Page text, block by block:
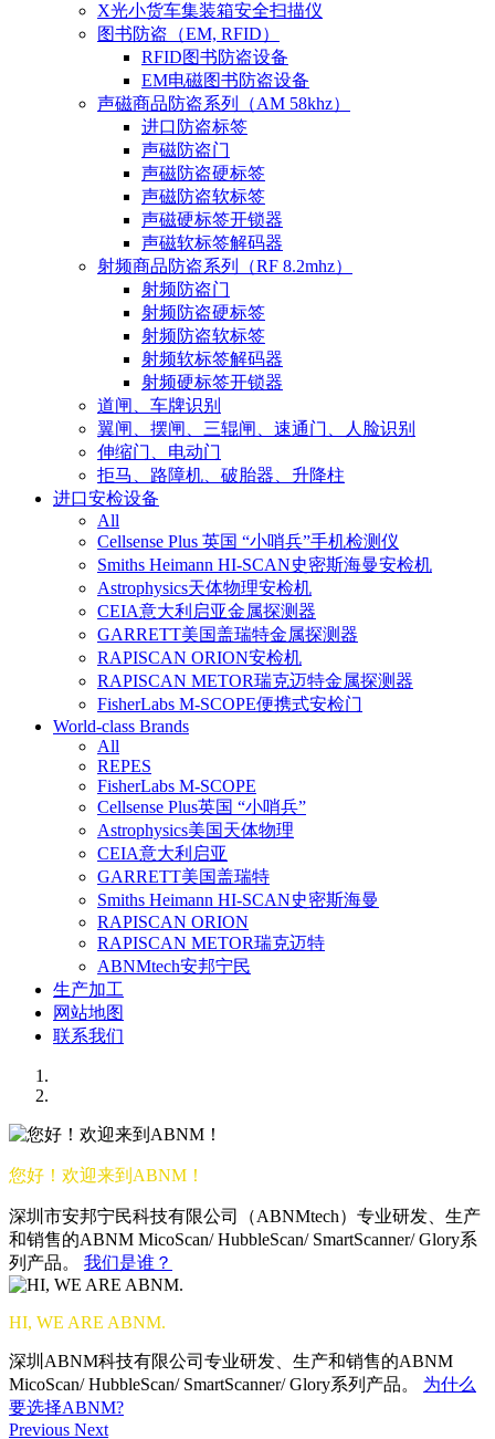
X光小货车集装箱安全扫描仪
图书防盗（EM, RFID）
RFID图书防盗设备
EM电磁图书防盗设备
声磁商品防盗系列（AM 58khz）
进口防盗标签
声磁防盗门
声磁防盗硬标签
声磁防盗软标签
声磁硬标签开锁器
声磁软标签解码器
射频商品防盗系列（RF 8.2mhz）
射频防盗门
射频防盗硬标签
射频防盗软标签
射频软标签解码器
射频硬标签开锁器
道闸、车牌识别
翼闸、摆闸、三辊闸、速通门、人脸识别
伸缩门、电动门
拒马、路障机、破胎器、升降柱
进口安检设备
All
Cellsense Plus 英国 “小哨兵”手机检测仪
Smiths Heimann HI-SCAN史密斯海曼安检机
Astrophysics天体物理安检机
CEIA意大利启亚金属探测器
GARRETT美国盖瑞特金属探测器
RAPISCAN ORION安检机
RAPISCAN METOR瑞克迈特金属探测器
FisherLabs M-SCOPE便携式安检门
World-class Brands
All
REPES
FisherLabs M-SCOPE
Cellsense Plus英国 “小哨兵”
Astrophysics美国天体物理
CEIA意大利启亚
GARRETT美国盖瑞特
Smiths Heimann HI-SCAN史密斯海曼
RAPISCAN ORION
RAPISCAN METOR瑞克迈特
ABNMtech安邦宁民
生产加工
网站地图
联系我们
您好！欢迎来到ABNM！
深圳市安邦宁民科技有限公司（ABNMtech）专业研发、生产
和销售的ABNM MicoScan/ HubbleScan/ SmartScanner/ Glory系
列产品。
我们是谁？
HI, WE ARE ABNM.
深圳ABNM科技有限公司专业研发、生产和销售的ABNM
MicoScan/ HubbleScan/ SmartScanner/ Glory系列产品。
为什么
要选择ABNM?
Previous Next